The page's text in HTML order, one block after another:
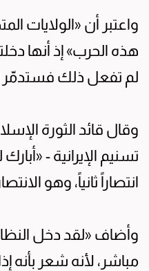
واعتبر أن «الولايات
هذه الحرب» إذ أنها
لم تفعل ذلك فستدمّر
وقال قائد الثورة
تسنيم الإيرانية -
انتصاراً ثانياً، وهو
وأضاف «لقد دخل
مباشر، لأنه شعر بأنه